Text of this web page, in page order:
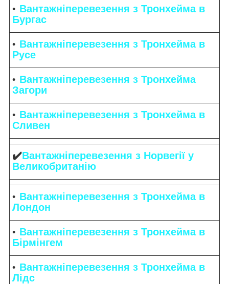
Вантажніперевезення з Тронхейма в
Бургас
Вантажніперевезення з Тронхейма в
Русе
Вантажніперевезення з Тронхейма
Загори
Вантажніперевезення з Тронхейма в
Сливен
✔️Вантажніперевезення з Норвегії у
Великобританію
Вантажніперевезення з Тронхейма в
Лондон
Вантажніперевезення з Тронхейма в
Бірмінгем
Вантажніперевезення з Тронхейма в
Лідс